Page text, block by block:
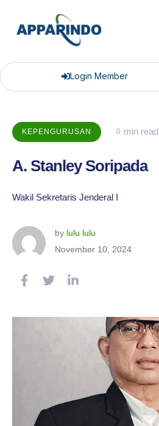
Login Member
KEPENGURUSAN 0 min read
A. Stanley Soripada
Wakil Sekretaris Jenderal I
by lulu lulu
November 10, 2024